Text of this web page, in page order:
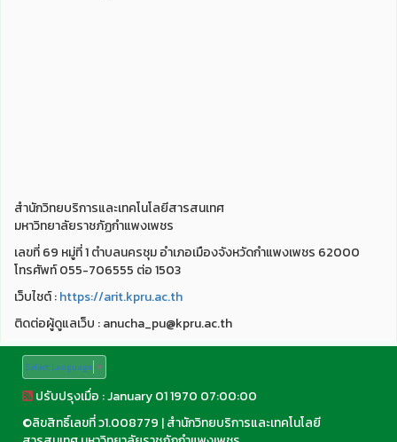
สำนักวิทยบริการและเทคโนโลยีสารสนเทศ
มหาวิทยาลัยราชภัฏกำแพงเพชร
เลขที่ 69 หมู่ที่ 1 ตำบลนครชุม อำเภอเมืองจังหวัดกำแพงเพชร 62000
โทรศัพท์ 055-706555 ต่อ 1503
เว็บไชต์ :https://arit.kpru.ac.th
ติดต่อผู้ดูแลเว็บ : anucha_pu@kpru.ac.th
Select Language ▼
ปรับปรุงเมื่อ : January 01 1970 07:00:00
©ลิขสิทธิ์เลขที่ ว1.008779 |สำนักวิทยบริการและเทคโนโลยี